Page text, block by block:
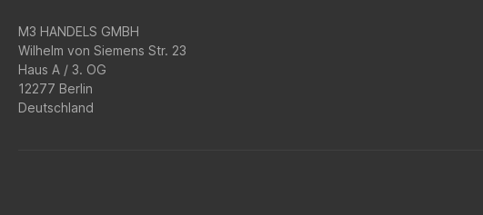
M3 HANDELS GMBH
Wilhelm von Siemens Str. 23
Haus A / 3. OG
12277 Berlin
Deutschland